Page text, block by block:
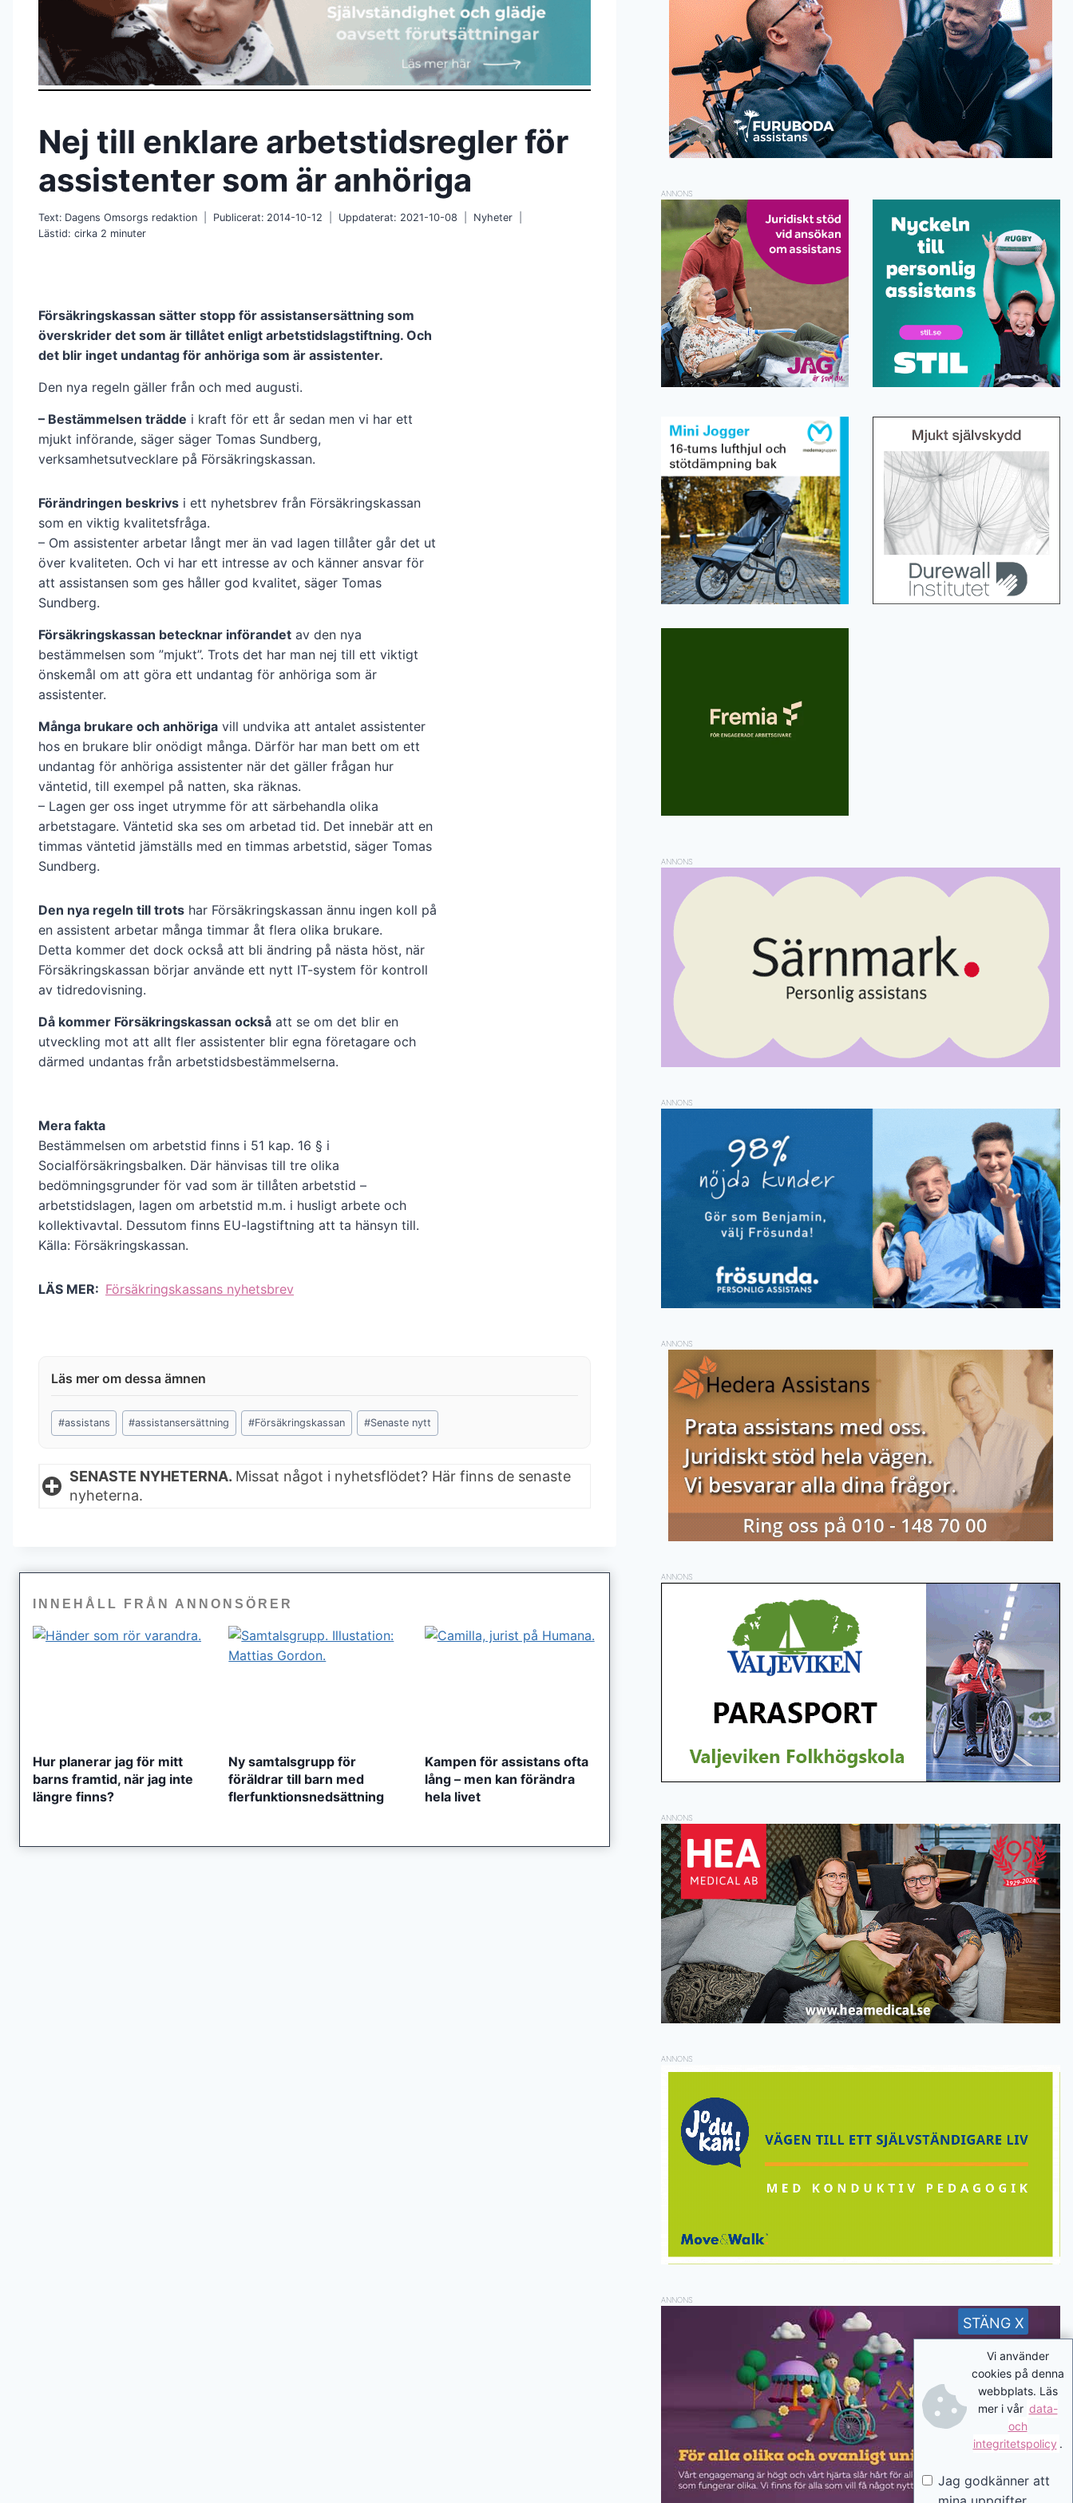
Nej till enklare arbetstidsregler för
assistenter som är anhöriga
Text: Dagens Omsorgs redaktion Publicerat: 2014-10-12 Uppdaterat: 2021-10-08
Nyheter
Lästid: cirka 2 minuter
Försäkringskassan sätter stopp för assistansersättning som
överskrider det som är tillåtet enligt arbetstidslagstiftning. Och
det blir inget undantag för anhöriga som är assistenter.
Den nya regeln gäller från och med augusti.
– Bestämmelsen trädde i kraft för ett år sedan men vi har ett
mjukt införande, säger säger Tomas Sundberg,
verksamhetsutvecklare på Försäkringskassan.
Förändringen beskrivs i ett nyhetsbrev från Försäkringskassan
som en viktig kvalitetsfråga.
– Om assistenter arbetar långt mer än vad lagen tillåter går det ut
över kvaliteten. Och vi har ett intresse av och känner ansvar för
att assistansen som ges håller god kvalitet, säger Tomas
Sundberg.
Försäkringskassan betecknar införandet av den nya
bestämmelsen som ”mjukt”. Trots det har man nej till ett viktigt
önskemål om att göra ett undantag för anhöriga som är
assistenter.
Många brukare och anhöriga vill undvika att antalet assistenter
hos en brukare blir onödigt många. Därför har man bett om ett
undantag för anhöriga assistenter när det gäller frågan hur
väntetid, till exempel på natten, ska räknas.
– Lagen ger oss inget utrymme för att särbehandla olika
arbetstagare. Väntetid ska ses om arbetad tid. Det innebär att en
timmas väntetid jämställs med en timmas arbetstid, säger Tomas
Sundberg.
Den nya regeln till trots har Försäkringskassan ännu ingen koll på
en assistent arbetar många timmar åt flera olika brukare.
Detta kommer det dock också att bli ändring på nästa höst, när
Försäkringskassan börjar använde ett nytt IT-system för kontroll
av tidredovisning.
Då kommer Försäkringskassan också att se om det blir en
utveckling mot att allt fler assistenter blir egna företagare och
därmed undantas från arbetstidsbestämmelserna.
Mera fakta
Bestämmelsen om arbetstid finns i 51 kap. 16 § i
Socialförsäkringsbalken. Där hänvisas till tre olika
bedömningsgrunder för vad som är tillåten arbetstid –
arbetstidslagen, lagen om arbetstid m.m. i husligt arbete och
kollektivavtal. Dessutom finns EU-lagstiftning att ta hänsyn till.
Källa: Försäkringskassan.
LÄS MER: Försäkringskassans nyhetsbrev
Post
Tags:
#assistans #assistansersättning #Försäkringskassan #Senaste nytt
SENASTE NYHETERNA. Missat något i nyhetsflödet? Här finns de senaste
nyheterna.
INNEHÅLL FRÅN ANNONSÖRER
Hur planerar jag för mitt
barns framtid, när jag inte
längre finns?
Ny samtalsgrupp för
föräldrar till barn med
flerfunktionsnedsättning
Kampen för assistans ofta
lång – men kan förändra
hela livet
ANNONS
ANNONS
ANNONS
ANNONS
ANNONS
ANNONS
ANNONS
ANNONS
Vi använder
cookies på denna
webbplats. Läs
mer i vår data-
och
integritetspolicy .
Jag godkänner att
STÄNG X